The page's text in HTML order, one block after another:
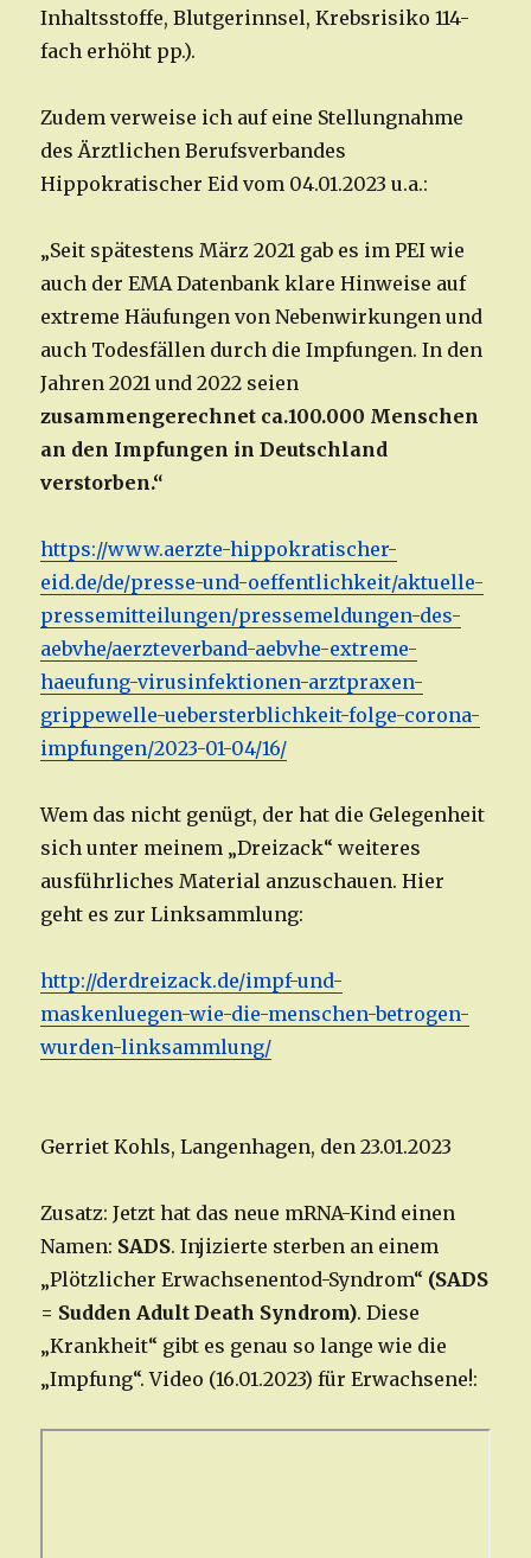
Inhaltsstoffe, Blutgerinnsel, Krebsrisiko 114-
fach erhöht pp.).
Zudem verweise ich auf eine Stellungnahme
des Ärztlichen Berufsverbandes
Hippokratischer Eid vom 04.01.2023 u.a.:
„Seit spätestens März 2021 gab es im PEI wie
auch der EMA Datenbank klare Hinweise auf
extreme Häufungen von Nebenwirkungen und
auch Todesfällen durch die Impfungen. In den
Jahren 2021 und 2022 seien
zusammengerechnet ca.100.000 Menschen
an den Impfungen in Deutschland
verstorben.“
https://www.aerzte-hippokratischer-
eid.de/de/presse-und-oeffentlichkeit/aktuelle-
pressemitteilungen/pressemeldungen-des-
aebvhe/aerzteverband-aebvhe-extreme-
haeufung-virusinfektionen-arztpraxen-
grippewelle-uebersterblichkeit-folge-corona-
impfungen/2023-01-04/16/
Wem das nicht genügt, der hat die Gelegenheit
sich unter meinem „Dreizack“ weiteres
ausführliches Material anzuschauen. Hier
geht es zur Linksammlung:
http://derdreizack.de/impf-und-
maskenluegen-wie-die-menschen-betrogen-
wurden-linksammlung/
Gerriet Kohls, Langenhagen, den 23.01.2023
Zusatz: Jetzt hat das neue mRNA-Kind einen
Namen: SADS. Injizierte sterben an einem
„Plötzlicher Erwachsenentod-Syndrom“ (SADS
= Sudden Adult Death Syndrom). Diese
„Krankheit“ gibt es genau so lange wie die
„Impfung“. Video (16.01.2023) für Erwachsene!: